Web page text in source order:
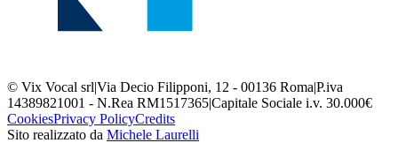
© Vix Vocal srl|Via Decio Filipponi, 12 - 00136 Roma|P.iva
14389821001 - N.Rea RM1517365|Capitale Sociale i.v. 30.000€
CookiesPrivacy PolicyCredits
Sito realizzato da Michele Laurelli